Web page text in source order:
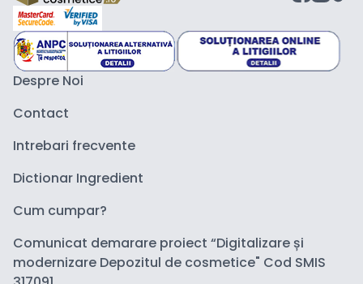
Despre Noi
Contact
Intrebari frecvente
Dictionar Ingredient
Cum cumpar?
Comunicat demarare proiect “Digitalizare și
modernizare Depozitul de cosmetice" Cod SMIS